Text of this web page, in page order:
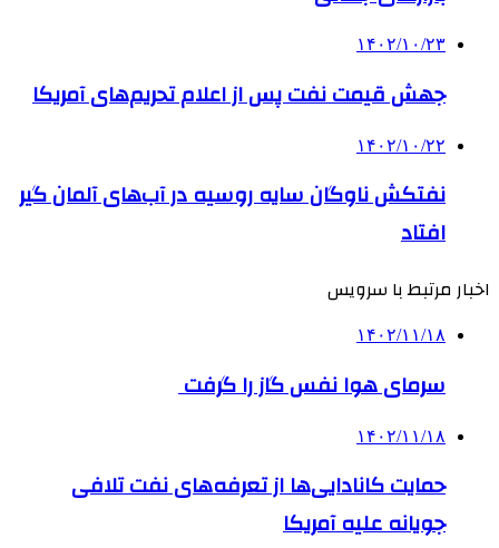
۱۴۰۲/۱۰/۲۳
جهش قیمت نفت پس از اعلام تحریم‌های آمریکا
۱۴۰۲/۱۰/۲۲
نفتکش ناوگان سایه روسیه در آب‌های آلمان گیر
افتاد
اخبار مرتبط با سرویس
۱۴۰۲/۱۱/۱۸
سرمای هوا نفس گاز را گرفت
۱۴۰۲/۱۱/۱۸
حمایت کانادایی‌ها از تعرفه‌های نفت تلافی
جویانه علیه آمریکا